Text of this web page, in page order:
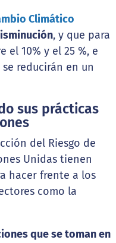
Climático
, y que para
el 10% y el 25 %, e
reducirán en un
sus prácticas
del Riesgo de
Unidas tienen
hacer frente a los
como la
que se toman en